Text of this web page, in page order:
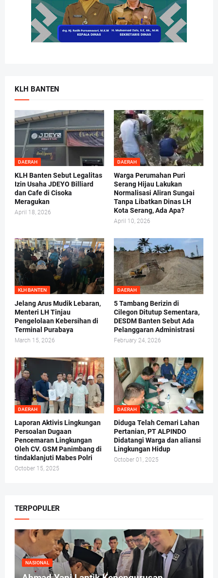
KLH BANTEN
DAERAH
KLH Banten Sebut Legalitas
Izin Usaha JDEYO Billiard
dan Cafe di Cisoka
Meragukan
April 18, 2026
DAERAH
Warga Perumahan Puri
Serang Hijau Lakukan
Normalisasi Aliran Sungai
Tanpa Libatkan Dinas LH
Kota Serang, Ada Apa?
April 10, 2026
KLH BANTEN
Jelang Arus Mudik Lebaran,
Menteri LH Tinjau
Pengelolaan Kebersihan di
Terminal Purabaya
March 15, 2026
DAERAH
5 Tambang Berizin di
Cilegon Ditutup Sementara,
DESDM Banten Sebut Ada
Pelanggaran Administrasi
February 24, 2026
DAERAH
Laporan Aktivis Lingkungan
Persoalan Dugaan
Pencemaran Lingkungan
Oleh CV. GSM Panimbang di
tindaklanjuti Mabes Polri
October 15, 2025
DAERAH
Diduga Telah Cemari Lahan
Pertanian, PT ALPINDO
Didatangi Warga dan aliansi
Lingkungan Hidup
October 01, 2025
TERPOPULER
NASIONAL